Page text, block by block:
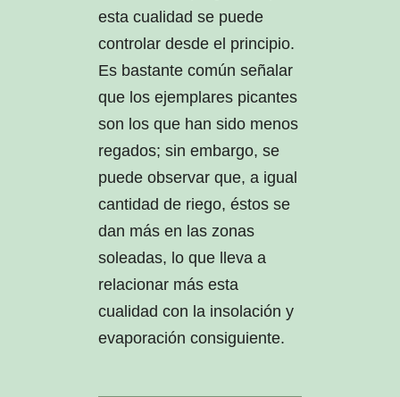
esta cualidad se puede
controlar desde el principio.
Es bastante común señalar
que los ejemplares picantes
son los que han sido menos
regados; sin embargo, se
puede observar que, a igual
cantidad de riego, éstos se
dan más en las zonas
soleadas, lo que lleva a
relacionar más esta
cualidad con la insolación y
evaporación consiguiente.